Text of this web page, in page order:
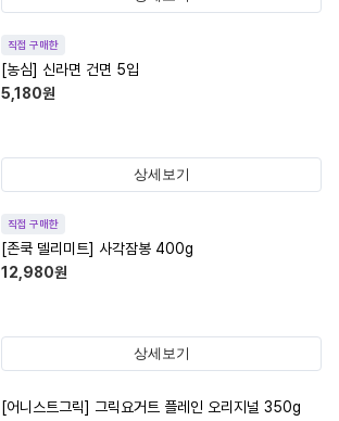
직접 구매한
[농심] 신라면 건면 5입
5,180원
상세보기
직접 구매한
[존쿡 델리미트] 사각잠봉 400g
12,980원
상세보기
[어니스트그릭] 그릭요거트 플레인 오리지널 350g